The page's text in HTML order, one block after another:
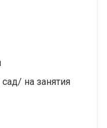
на занятия